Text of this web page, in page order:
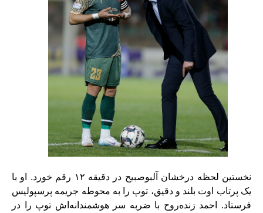
نخستین لحظه درخشان آلبوصبیح در دقیقه ۱۲ رقم خورد. او با
یک پرتاب اوت بلند و دقیق، توپ را به محوطه جریمه پرسپولیس
فرستاد. احمد زنده‌روح با ضربه سر هوشمندانه‌اش توپ را در